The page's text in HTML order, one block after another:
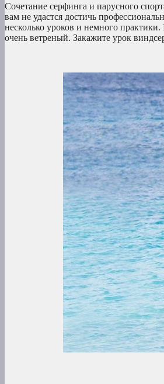
Сочетание серфинга и парусного
вам не удастся достичь
несколько уроков и немного
очень ветреный. Закажите урок